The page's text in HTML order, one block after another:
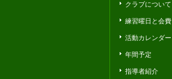
クラブについて
練習曜日と会費
活動カレンダー
年間予定
指導者紹介